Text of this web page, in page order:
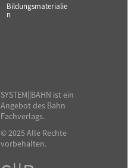
Bildungsmaterialie
n
SYSTEM||BAHN ist ein
Angebot des Bahn
Fachverlags.
© 2025 Alle Rechte
vorbehalten.